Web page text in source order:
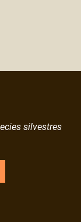
silvestres